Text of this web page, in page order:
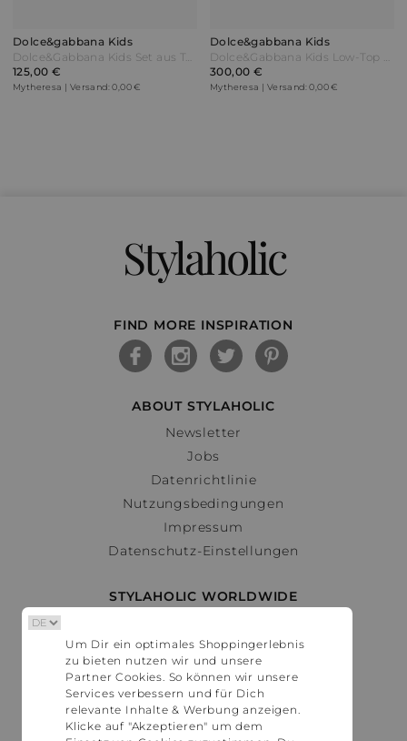
Dolce&gabbana Kids
Dolce&Gabbana Kids Set aus Top und Höschen Pink
125,00 €
Mytheresa | Versand: 0,00 €
Dolce&gabbana Kids
Dolce&Gabbana Kids Low-Top Sneakers aus Leder Weiß
300,00 €
Mytheresa | Versand: 0,00 €
Stylaholic
FIND MORE INSPIRATION
ABOUT STYLAHOLIC
Newsletter
Jobs
Datenrichtlinie
Nutzungsbedingungen
Impressum
Datenschutz-Einstellungen
STYLAHOLIC WORLDWIDE
Österreich
Schweiz
France
United States
Um Dir ein optimales Shoppingerlebnis
zu bieten nutzen wir und unsere
Partner Cookies. So können wir unsere
Services verbessern und für Dich
relevante Inhalte & Werbung anzeigen.
Klicke auf "Akzeptieren" um dem